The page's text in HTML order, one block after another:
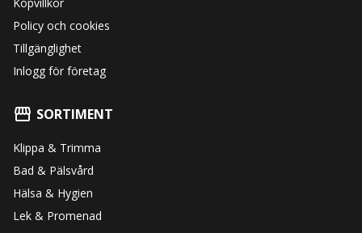
Policy och cookies
Tillgänglighet
Inlogg för företag
SORTIMENT
Klippa & Trimma
Bad & Pälsvård
Hälsa & Hygien
Lek & Promenad